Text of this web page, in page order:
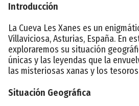
Introducción
La Cueva Les Xanes es un
Villaviciosa, Asturias, España. En
exploraremos su situación
únicas y las leyendas que la
las misteriosas xanas y los
Situación Geográfica